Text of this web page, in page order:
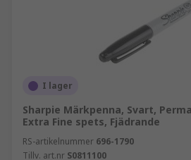
I lager
Sharpie Märkpenna, Svart,
Extra Fine spets, Fjädrande
RS-artikelnummer 696-1790
Tillv. art.nr S0811100